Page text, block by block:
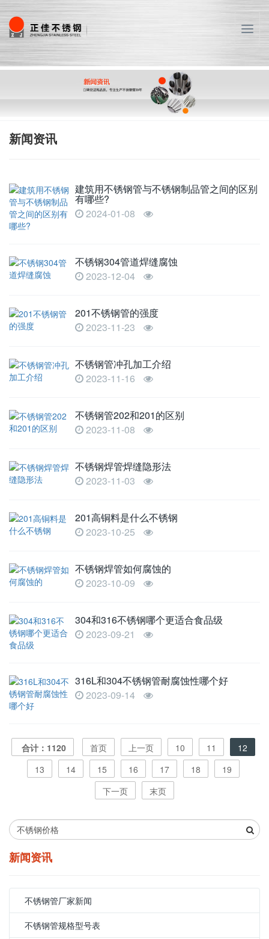
T
o
g
n
t
新闻资讯
建筑用不锈钢管与不锈钢制品管之间的区别
有哪些?
2024-01-08
不锈钢304管道焊缝腐蚀
2023-12-04
201不锈钢管的强度
2023-11-23
不锈钢管冲孔加工介绍
2023-11-16
不锈钢管202和201的区别
2023-11-08
不锈钢焊管焊缝隐形法
2023-11-03
201高铜料是什么不锈钢
2023-10-25
不锈钢焊管如何腐蚀的
2023-10-09
304和316不锈钢哪个更适合食品级
2023-09-21
316L和304不锈钢管耐腐蚀性哪个好
2023-09-14
合计：1120 首页 上一页 10 11
12
13
14 15 16 17 18
19
下一页
末页
新闻资讯
不锈钢管厂家新闻
不锈钢管规格型号表